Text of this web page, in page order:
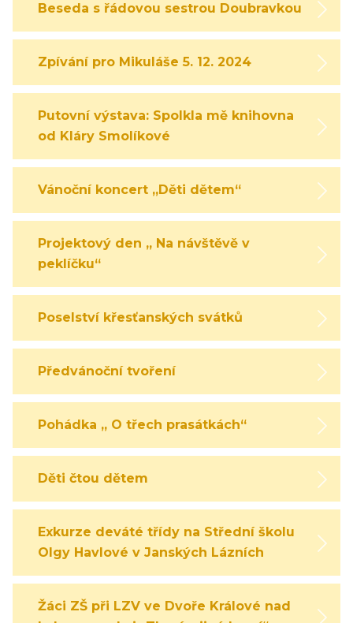
Beseda s řádovou sestrou Doubravkou
Zpívání pro Mikuláše 5. 12. 2024
Putovní výstava: Spolkla mě knihovna
od Kláry Smolíkové
Vánoční koncert „Děti dětem“
Projektový den „ Na návštěvě v
peklíčku“
Poselství křesťanských svátků
Předvánoční tvoření
Pohádka „ O třech prasátkách“
Děti čtou dětem
Exkurze deváté třídy na Střední školu
Olgy Havlové v Janských Lázních
Žáci ZŠ při LZV ve Dvoře Králové nad